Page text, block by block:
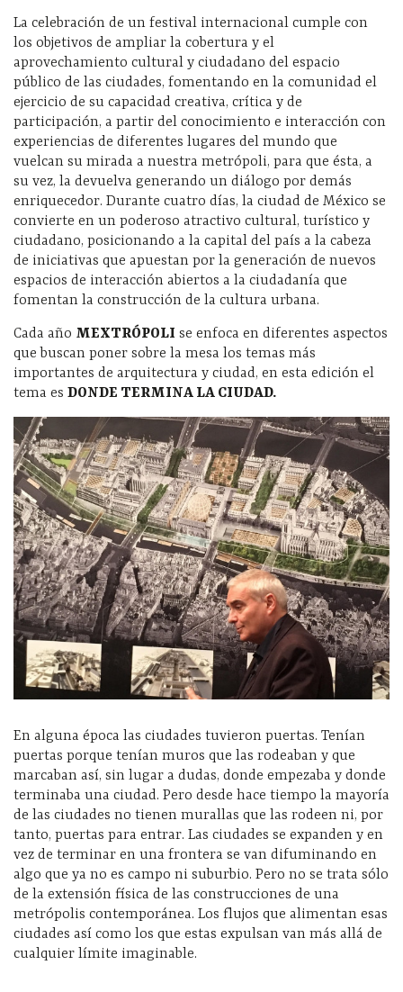
La celebración de un festival internacional cumple con
los objetivos de ampliar la cobertura y el
aprovechamiento cultural y ciudadano del espacio
público de las ciudades, fomentando en la comunidad el
ejercicio de su capacidad creativa, crítica y de
participación, a partir del conocimiento e interacción con
experiencias de diferentes lugares del mundo que
vuelcan su mirada a nuestra metrópoli, para que ésta, a
su vez, la devuelva generando un diálogo por demás
enriquecedor. Durante cuatro días, la ciudad de México se
convierte en un poderoso atractivo cultural, turístico y
ciudadano, posicionando a la capital del país a la cabeza
de iniciativas que apuestan por la generación de nuevos
espacios de interacción abiertos a la ciudadanía que
fomentan la construcción de la cultura urbana.
Cada año MEXTRÓPOLI se enfoca en diferentes aspectos
que buscan poner sobre la mesa los temas más
importantes de arquitectura y ciudad, en esta edición el
tema es DONDE TERMINA LA CIUDAD.
En alguna época las ciudades tuvieron puertas. Tenían
puertas porque tenían muros que las rodeaban y que
marcaban así, sin lugar a dudas, donde empezaba y donde
terminaba una ciudad. Pero desde hace tiempo la mayoría
de las ciudades no tienen murallas que las rodeen ni, por
tanto, puertas para entrar. Las ciudades se expanden y en
vez de terminar en una frontera se van difuminando en
algo que ya no es campo ni suburbio. Pero no se trata sólo
de la extensión física de las construcciones de una
metrópolis contemporánea. Los flujos que alimentan esas
ciudades así como los que estas expulsan van más allá de
cualquier límite imaginable.